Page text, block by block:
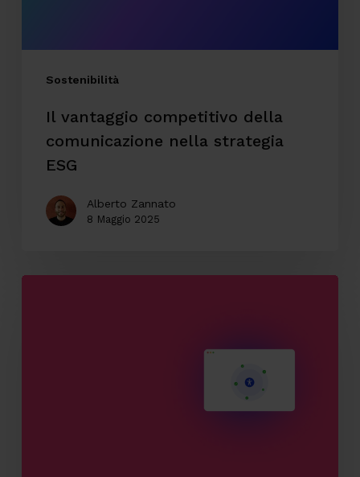
Sostenibilità
Il vantaggio competitivo della
comunicazione nella strategia
ESG
Alberto Zannato
8 Maggio 2025